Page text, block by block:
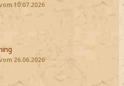
10.07.2026
26.06.2026